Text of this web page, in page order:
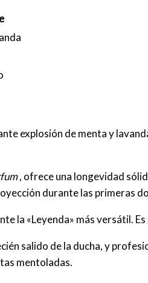
explosión de menta y
, ofrece una longevidad
durante las primeras
la «Leyenda» más versátil.
salido de la ducha, y
mentoladas.